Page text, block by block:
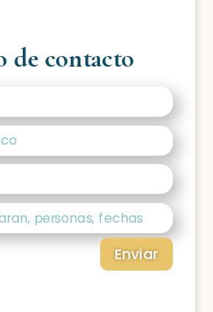
de contacto
Enviar